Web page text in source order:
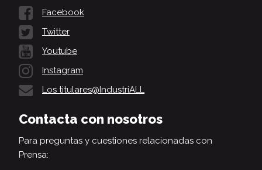
Facebook
Twitter
Youtube
Instagram
Los titulares@IndustriALL
Contacta con nosotros
Para preguntas y cuestiones relacionadas con
Prensa: